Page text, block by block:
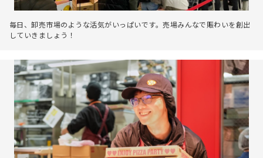
毎日、卸売市場のような活気がいっぱいです。売場みんなで賑わいを創出
していきましょう！